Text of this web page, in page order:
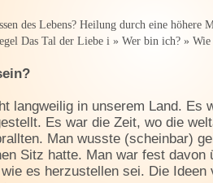
des Lebens? Heilung durch eine höhere
Das Tal der Liebe i » Wer bin ich? » Wie
langweilig in unserem Land. Es
Es war die Zeit, wo die
Man wusste (scheinbar)
Sitz hatte. Man war fest davon
es herzustellen sei. Die